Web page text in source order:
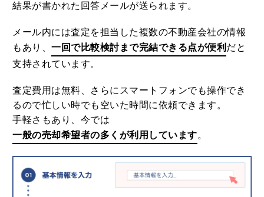
結果が書かれた回答メールが送られます。
メール内には査定を担当した複数の不動産会社の情報
もあり、一回で比較検討まで完結できる点が便利 だと
支持されています。
査定費用は無料、さらにスマートフォンでも操作でき
るので忙しい時でも空いた時間に依頼できます。
手軽さもあり、今では
一般の売却希望者の多くが利用しています。